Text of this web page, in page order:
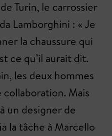
Turin, le carrossier
Lamborghini : « Je
la chaussure qui
ce qu’il aurait dit.
les deux hommes
Mais
un designer de
la tâche à Marcello